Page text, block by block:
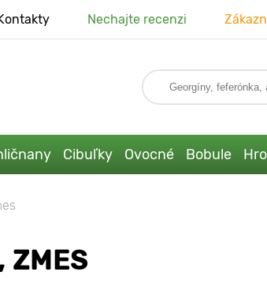
Nechajte recenzi
Cibuľky Ovocné Bobule
ZMES